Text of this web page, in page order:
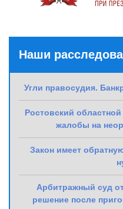
Наши
Угли правосудия.
Ростовский
жалобы на
Закон имеет
Арбитражный суд
решение после